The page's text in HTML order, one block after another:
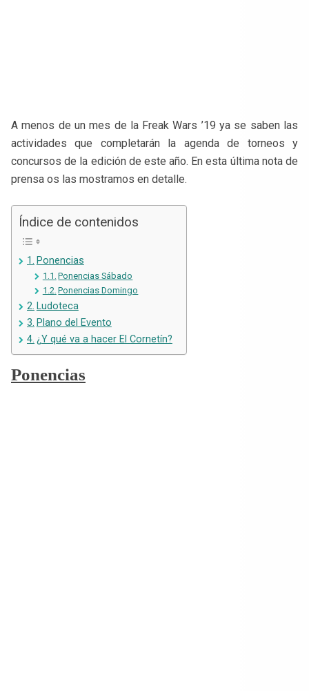
A menos de un mes de la Freak Wars ’19 ya se saben las
actividades que completarán la agenda de torneos y
concursos de la edición de este año. En esta última nota de
prensa os las mostramos en detalle.
Índice de contenidos
Ponencias
Ponencias Sábado
Ponencias Domingo
Ludoteca
Plano del Evento
¿Y qué va a hacer El Cornetín?
Ponencias